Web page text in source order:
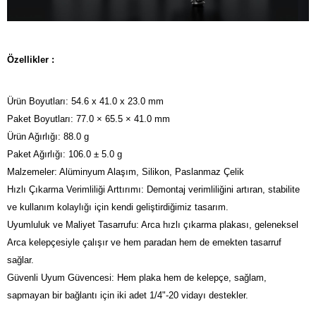
Özellikler :
Ürün Boyutları: 54.6 x 41.0 x 23.0 mm
Paket Boyutları: 77.0 × 65.5 × 41.0 mm
Ürün Ağırlığı: 88.0 g
Paket Ağırlığı: 106.0 ± 5.0 g
Malzemeler: Alüminyum Alaşım, Silikon, Paslanmaz Çelik
Hızlı Çıkarma Verimliliği Arttırımı: Demontaj verimliliğini artıran, stabilite
ve kullanım kolaylığı için kendi geliştirdiğimiz tasarım.
Uyumluluk ve Maliyet Tasarrufu: Arca hızlı çıkarma plakası, geleneksel
Arca kelepçesiyle çalışır ve hem paradan hem de emekten tasarruf
sağlar.
Güvenli Uyum Güvencesi: Hem plaka hem de kelepçe, sağlam,
sapmayan bir bağlantı için iki adet 1/4"-20 vidayı destekler.